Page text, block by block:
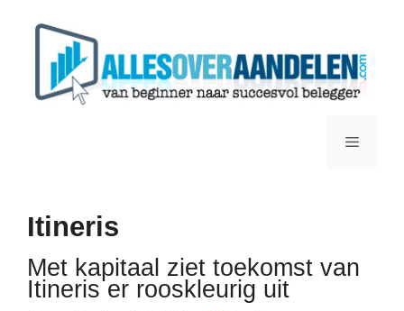
Menu
Itineris
Met kapitaal ziet toekomst van
Itineris er rooskleurig uit